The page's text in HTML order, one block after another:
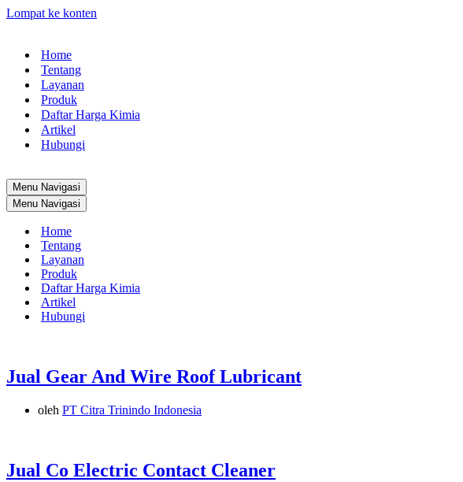
Lompat ke konten
Home
Tentang
Layanan
Produk
Daftar Harga Kimia
Artikel
Hubungi
Menu Navigasi
Menu Navigasi
Home
Tentang
Layanan
Produk
Daftar Harga Kimia
Artikel
Hubungi
Jual Gear And Wire Roof Lubricant
oleh PT Citra Trinindo Indonesia
Jual Co Electric Contact Cleaner